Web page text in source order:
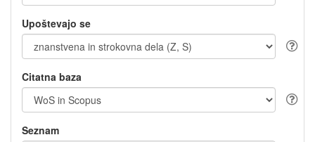
Upoštevajo se
Citatna baza
Seznam